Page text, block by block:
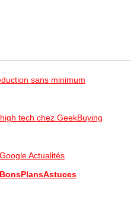
sans minimum
tech chez GeekBuying
Actualités